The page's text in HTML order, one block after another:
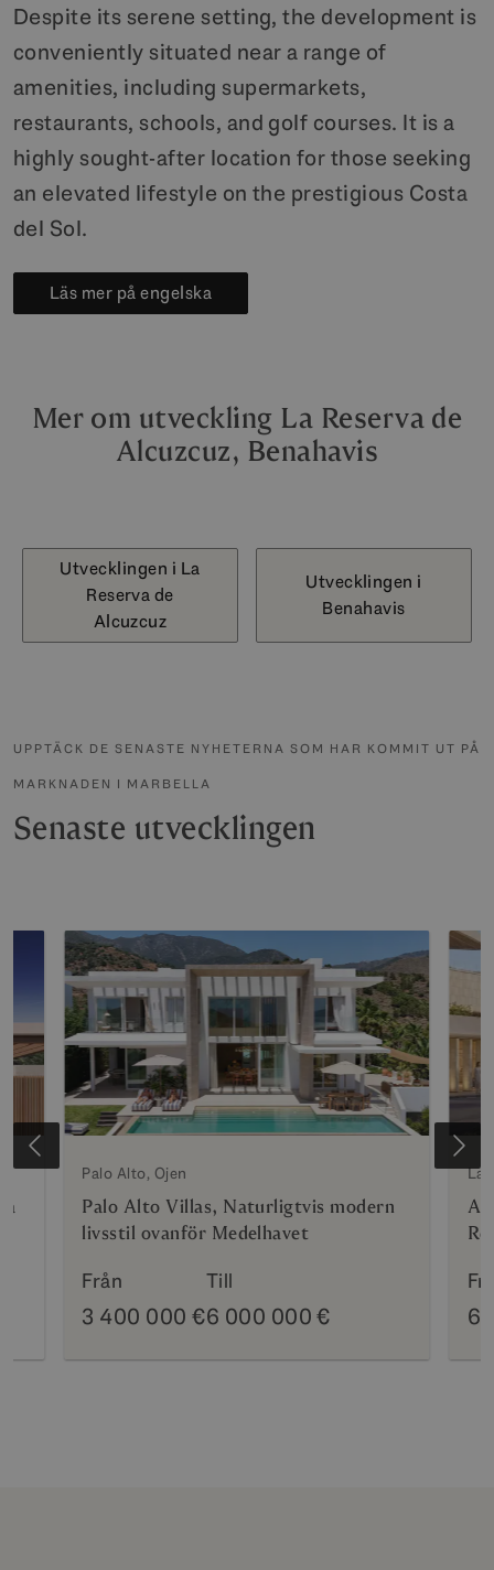
Despite its serene setting, the development is
conveniently situated near a range of
amenities, including supermarkets,
restaurants, schools, and golf courses. It is a
highly sought-after location for those seeking
an elevated lifestyle on the prestigious Costa
del Sol.
Läs mer på engelska
Mer om utveckling La Reserva de
Alcuzcuz, Benahavis
Utvecklingen i La
Reserva de
Alcuzcuz
Utvecklingen i
Benahavis
UPPTÄCK DE SENASTE NYHETERNA SOM HAR KOMMIT UT PÅ
MARKNADEN I MARBELLA
Senaste utvecklingen
Palo Alto, Ojen
Palo Alto Villas, Naturligtvis modern
livsstil ovanför Medelhavet
Från
3 400 000 €
Till
6 000 000 €
La